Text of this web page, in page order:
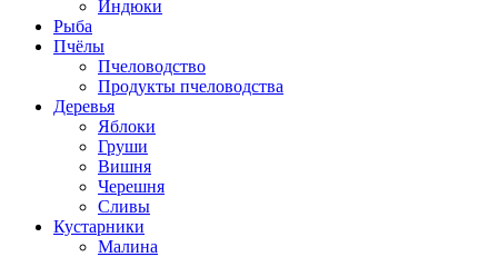
Индюки
Рыба
Пчёлы
Пчеловодство
Продукты пчеловодства
Деревья
Яблоки
Груши
Вишня
Черешня
Сливы
Кустарники
Малина